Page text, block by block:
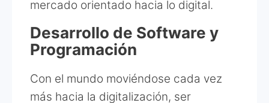
mercado orientado hacia lo digital.
Desarrollo de Software y
Programación
Con el mundo moviéndose cada vez
más hacia la digitalización, ser